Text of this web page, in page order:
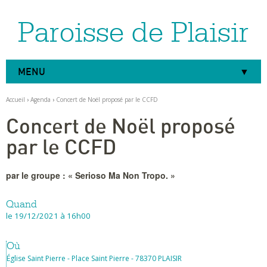
Outils
personnels
Paroisse de Plaisir
MENU
Accueil › Agenda › Concert de Noël proposé par le CCFD
Concert de Noël proposé
par le CCFD
par le groupe : « Serioso Ma Non Tropo. »
Quand
le 19/12/2021 à 16h00
Où
Église Saint Pierre - Place Saint Pierre - 78370 PLAISIR